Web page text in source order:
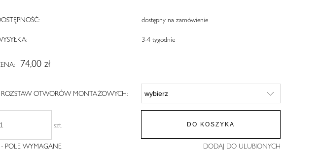
dostępny na zamówienie
3-4 tygodnie
74,00 zł
OTWORÓW MONTAŻOWYCH:
szt. DO KOSZYKA
DODAJ DO ULUBIONYCH
POLE WYMAGANE